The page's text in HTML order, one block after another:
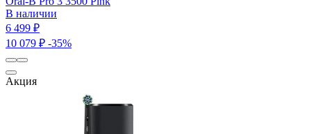
В наличии
6 499 ₽
10 079 ₽ -35%
Акция